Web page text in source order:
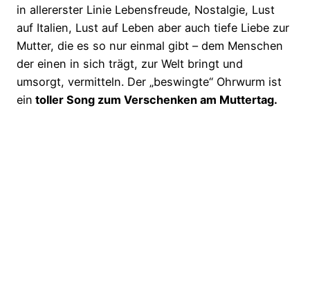
in allererster Linie Lebensfreude, Nostalgie, Lust
auf Italien, Lust auf Leben aber auch tiefe Liebe zur
Mutter, die es so nur einmal gibt – dem Menschen
der einen in sich trägt, zur Welt bringt und
umsorgt, vermitteln. Der „beswingte“ Ohrwurm ist
ein toller Song zum Verschenken am Muttertag.